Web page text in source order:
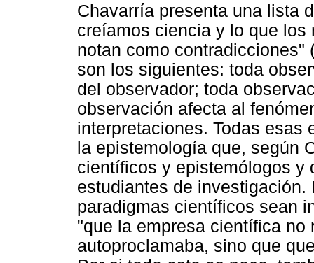
Chavarría presenta una lista
creíamos ciencia y lo que
notan como
son los siguientes: toda
del observador; toda
observación afecta al
interpretaciones. Todas
la epistemología que, según
científicos y epistemólogos y
estudiantes de
paradigmas científicos sean
"que la empresa científica
autoproclamaba, sino que